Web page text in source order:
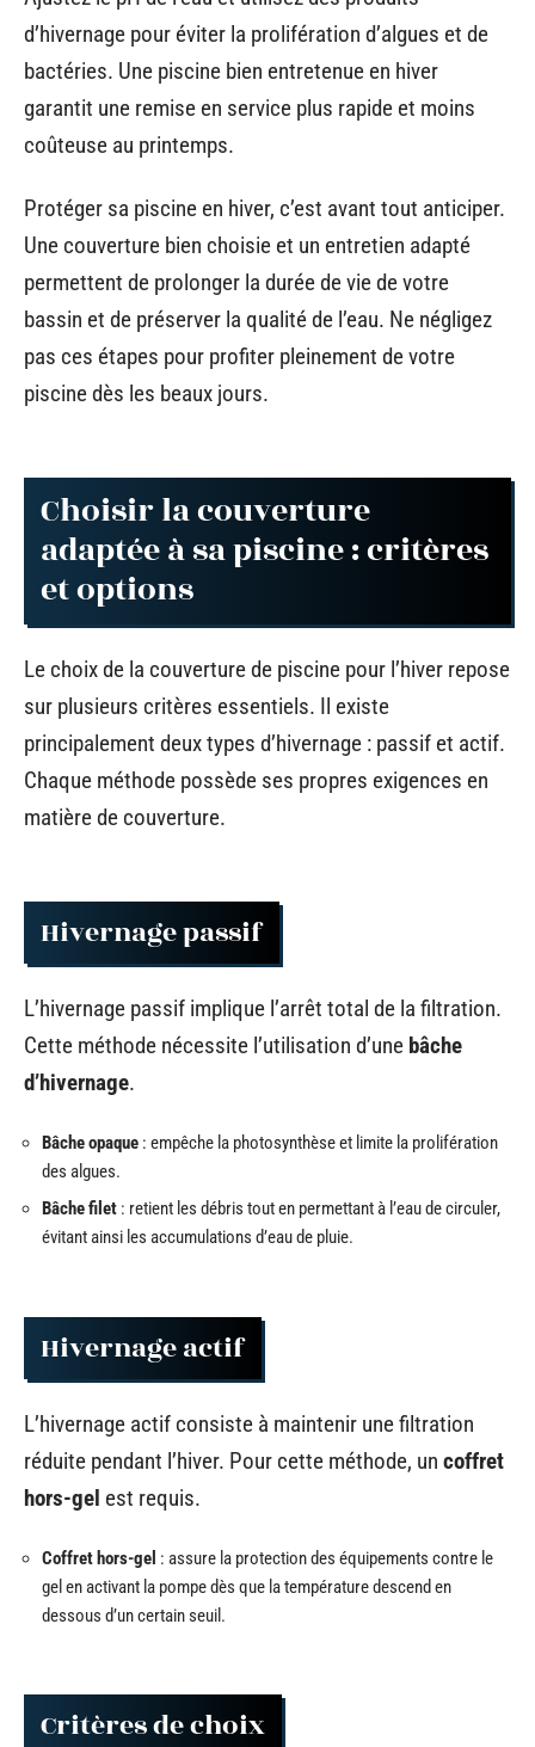
d’hivernage pour éviter la prolifération d’algues et de
bactéries. Une piscine bien entretenue en hiver
garantit une remise en service plus rapide et moins
coûteuse au printemps.
Protéger sa piscine en hiver, c’est avant tout anticiper.
Une couverture bien choisie et un entretien adapté
permettent de prolonger la durée de vie de votre
bassin et de préserver la qualité de l’eau. Ne négligez
pas ces étapes pour profiter pleinement de votre
piscine dès les beaux jours.
Choisir la couverture
adaptée à sa piscine : critères
et options
Le choix de la couverture de piscine pour l’hiver repose
sur plusieurs critères essentiels. Il existe
principalement deux types d’hivernage : passif et actif.
Chaque méthode possède ses propres exigences en
matière de couverture.
Hivernage passif
L’hivernage passif implique l’arrêt total de la filtration.
Cette méthode nécessite l’utilisation d’une bâche
d’hivernage.
Bâche opaque : empêche la photosynthèse et limite la prolifération
des algues.
Bâche filet : retient les débris tout en permettant à l’eau de circuler,
évitant ainsi les accumulations d’eau de pluie.
Hivernage actif
L’hivernage actif consiste à maintenir une filtration
réduite pendant l’hiver. Pour cette méthode, un coffret
hors-gel est requis.
Coffret hors-gel : assure la protection des équipements contre le
gel en activant la pompe dès que la température descend en
dessous d’un certain seuil.
Critères de choix